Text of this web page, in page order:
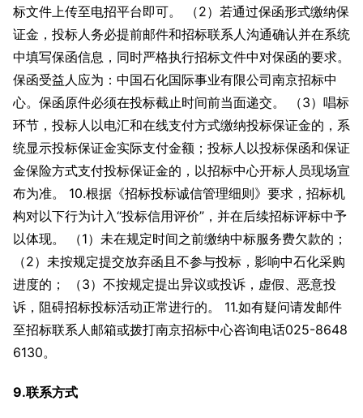
标文件上传至电招平台即可。 （2）若通过保函形式缴纳保
证金，投标人务必提前邮件和招标联系人沟通确认并在系统
中填写保函信息，同时严格执行招标文件中对保函的要求。
保函受益人应为：中国石化国际事业有限公司南京招标中
心。保函原件必须在投标截止时间前当面递交。 （3）唱标
环节，投标人以电汇和在线支付方式缴纳投标保证金的，系
统显示投标保证金实际支付金额；投标人以投标保函和保证
金保险方式支付投标保证金的，以招标中心开标人员现场宣
布为准。 10.根据《招标投标诚信管理细则》要求，招标机
构对以下行为计入“投标信用评价”，并在后续招标评标中予
以体现。 （1）未在规定时间之前缴纳中标服务费欠款的；
（2）未按规定提交放弃函且不参与投标，影响中石化采购
进度的； （3）不按规定提出异议或投诉，虚假、恶意投
诉，阻碍招标投标活动正常进行的。 11.如有疑问请发邮件
至招标联系人邮箱或拨打南京招标中心咨询电话025-8648
6130。
9.联系方式